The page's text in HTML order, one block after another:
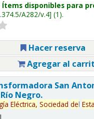
Ítems disponibles para
A282/v.4 (1).
Hacer reserva
Agregar al
San
Negro.
Eléctrica, Sociedad del